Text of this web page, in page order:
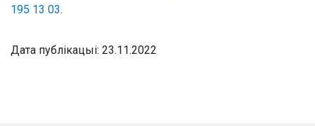
195 13 03.
Дата публікацыі: 23.11.2022